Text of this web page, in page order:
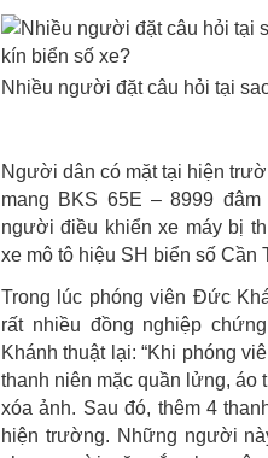
Nhiều người đặt câu hỏi tại
Người dân có mặt tại hiện
mang BKS 65E – 8999
người điều khiển xe máy bị
xe mô tô hiệu SH biển số Cần
Trong lúc phóng viên Đức
rất nhiều đồng nghiệp
Khánh thuật lại: “Khi phóng
thanh niên mặc quần lửng, áo
xóa ảnh. Sau đó, thêm 4
hiện trường. Những người